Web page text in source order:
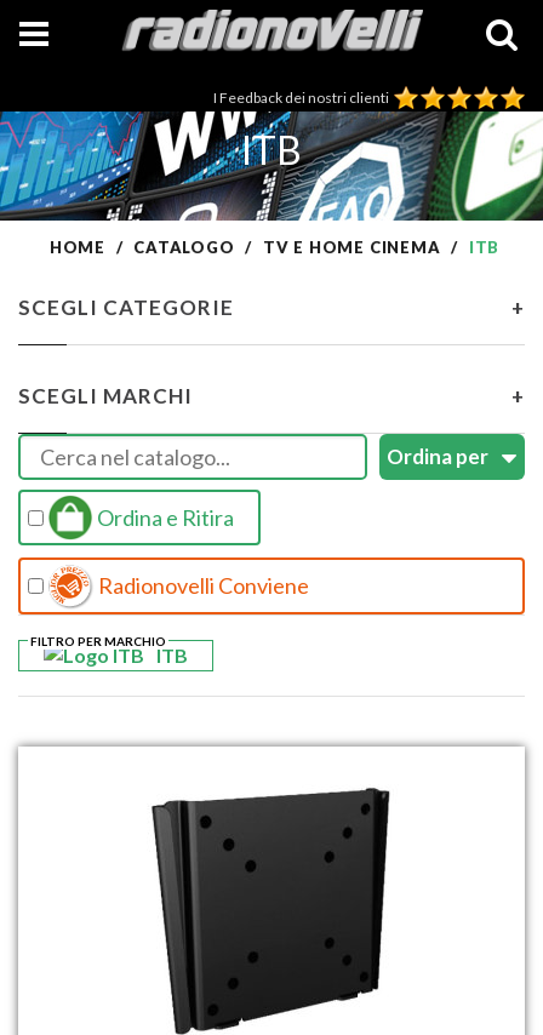
I Feedback dei nostri clienti
ITB
HOME CATALOGO TV E HOME CINEMA ITB
SCEGLI CATEGORIE +
SCEGLI MARCHI +
Ordina e Ritira
Radionovelli Conviene
ITB
FILTRO PER MARCHIO